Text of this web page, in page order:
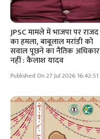
JPSC मामले में भाजपा पर राजद
का हमला, बाबूलाल मरांडी को
सवाल पूछने का नैतिक अधिकार
नहीं : कैलाश यादव
Published On 27 Jul 2026 16:42:51